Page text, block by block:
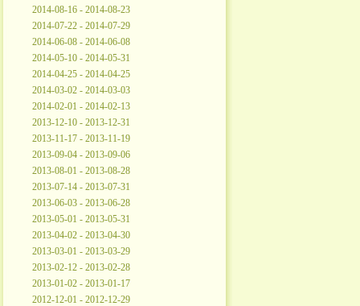
2014-08-16 - 2014-08-23
2014-07-22 - 2014-07-29
2014-06-08 - 2014-06-08
2014-05-10 - 2014-05-31
2014-04-25 - 2014-04-25
2014-03-02 - 2014-03-03
2014-02-01 - 2014-02-13
2013-12-10 - 2013-12-31
2013-11-17 - 2013-11-19
2013-09-04 - 2013-09-06
2013-08-01 - 2013-08-28
2013-07-14 - 2013-07-31
2013-06-03 - 2013-06-28
2013-05-01 - 2013-05-31
2013-04-02 - 2013-04-30
2013-03-01 - 2013-03-29
2013-02-12 - 2013-02-28
2013-01-02 - 2013-01-17
2012-12-01 - 2012-12-29